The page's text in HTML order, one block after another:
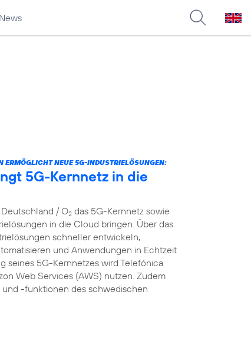
News
NEUE 5G-INDUSTRIELÖSUNGEN:
5G-Kernnetz in die
/ O2 das 5G-Kernnetz sowie
in die Cloud bringen. Über das
schneller entwickeln,
und Anwendungen in Echtzeit
seines 5G-Kernnetzes wird Telefónica
Web Services (AWS) nutzen. Zudem
-funktionen des schwedischen